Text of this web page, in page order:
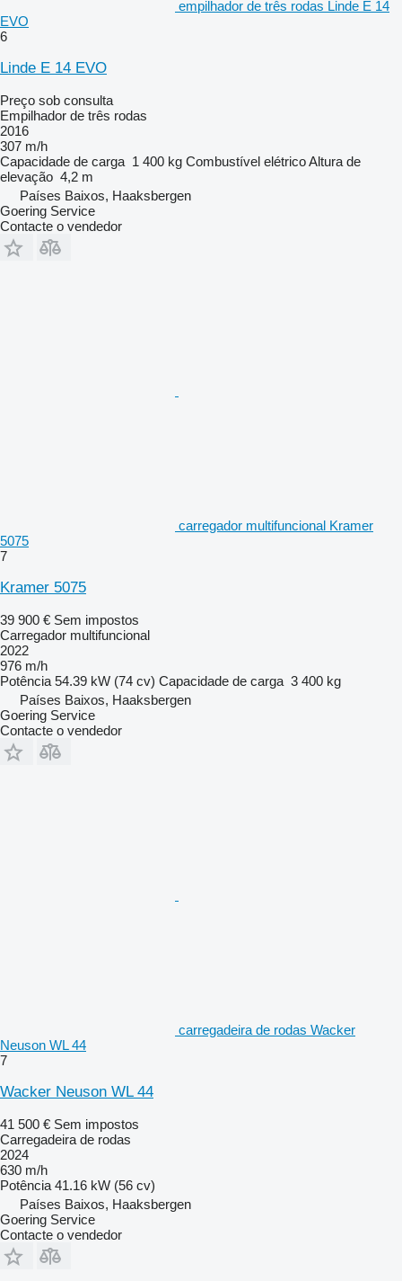
empilhador de três rodas Linde E 14
EVO
6
Linde E 14 EVO
Preço sob consulta
Empilhador de três rodas
2016
307 m/h
Capacidade de carga 1 400 kg Combustível elétricoAltura de
elevação 4,2 m
Países Baixos, Haaksbergen
Goering Service
Contacte o vendedor
carregador multifuncional Kramer
5075
7
Kramer 5075
39 900 € Sem impostos
Carregador multifuncional
2022
976 m/h
Potência 54.39 kW (74 cv) Capacidade de carga 3 400 kg
Países Baixos, Haaksbergen
Goering Service
Contacte o vendedor
carregadeira de rodas Wacker
Neuson WL 44
7
Wacker Neuson WL 44
41 500 € Sem impostos
Carregadeira de rodas
2024
630 m/h
Potência 41.16 kW (56 cv)
Países Baixos, Haaksbergen
Goering Service
Contacte o vendedor